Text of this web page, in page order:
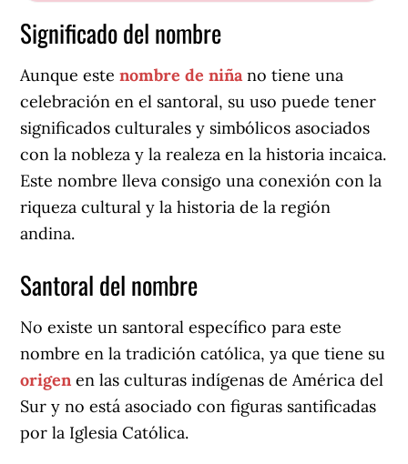
Significado del nombre
Aunque estenombre de niñano tiene una
celebración en el santoral, su uso puede tener
significados culturales y simbólicos asociados
con la nobleza y la realeza en la historia incaica.
Este nombre lleva consigo una conexión con la
riqueza cultural y la historia de la región
andina.
Santoral del nombre
No existe un santoral específico para este
nombre en la tradición católica, ya que tiene su
origen en las culturas indígenas de América del
Sur y no está asociado con figuras santificadas
por la Iglesia Católica.